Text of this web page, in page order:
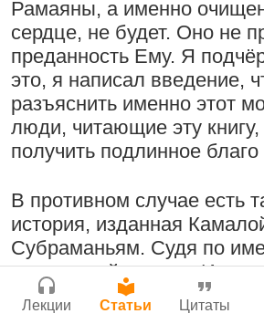
Поклоняться
исполняя его бхаджаны
1:14:02
12
2008|
Радхарани — глава
служений
1:05:35 7
Рамаяны, а именно
сердце, не будет. Оно не
преданность Ему. Я
это, я написал введение,
разъяснить именно этот
люди, читающие эту книгу,
получить подлинное благо
В противном случае есть
история, изданная
Субраманьям. Судя по
тамильский смарта.
получаете, но
выдавлена
Нектар имени Кришны
Подрыватели доверия к
22 июля
Джанмаштами в
Лекции Статьи Цитаты